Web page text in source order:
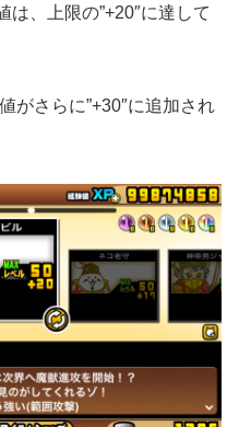
、上限の”+20″に達して
がさらに”+30″に追加され